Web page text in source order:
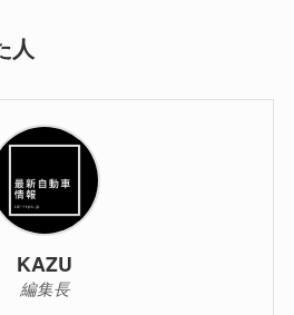
人
KAZU
編集長